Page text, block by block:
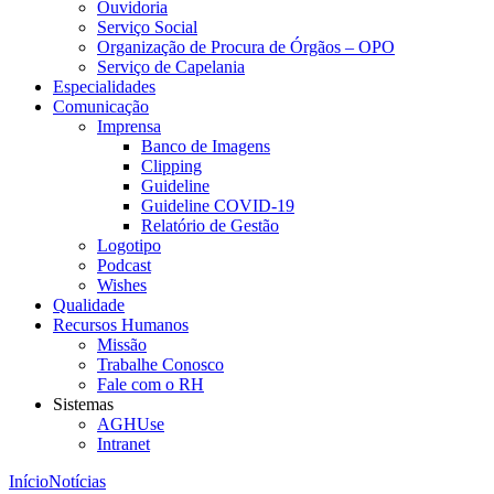
Ouvidoria
Serviço Social
Organização de Procura de Órgãos – OPO
Serviço de Capelania
Especialidades
Comunicação
Imprensa
Banco de Imagens
Clipping
Guideline
Guideline COVID-19
Relatório de Gestão
Logotipo
Podcast
Wishes
Qualidade
Recursos Humanos
Missão
Trabalhe Conosco
Fale com o RH
Sistemas
AGHUse
Intranet
InícioNotícias